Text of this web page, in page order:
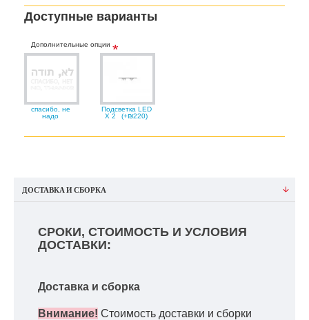
Доступные варианты
Дополнительные опции
спасибо, не
надо
Подсветка LED
X 2
(+₪220)
ДОСТАВКА И СБОРКА
СРОКИ, СТОИМОСТЬ И УСЛОВИЯ
ДОСТАВКИ:
Доставка и сборка
Внимание! Стоимость доставки и сборки